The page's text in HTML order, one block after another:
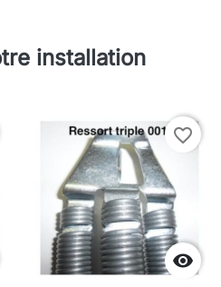
installation

favorite_border